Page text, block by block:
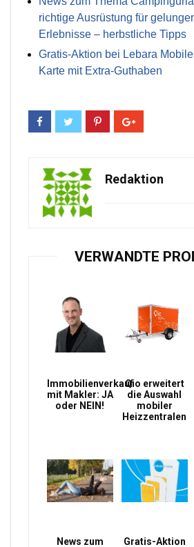
richtige Ausrüstung für
Erlebnisse – herbstliche Tipps
Gratis-Aktion bei Lebara
Karte mit Extra-Guthaben
Redaktion
VERWANDTE
Immobilienverkauf
mit Makler: JA
oder NEIN!
Qio erweitert
die Auswahl
mobiler
Heizzentralen
News zum Gratis-Aktion